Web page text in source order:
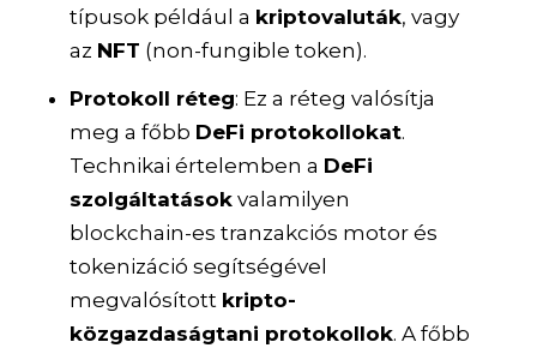
típusok például a kriptovaluták, vagy
az NFT (non-fungible token).
Protokoll réteg: Ez a réteg valósítja
meg a főbb DeFi protokollokat.
Technikai értelemben a DeFi
szolgáltatásokvalamilyen
blockchain-es tranzakciós motor és
tokenizáció segítségével
megvalósított kripto-
közgazdaságtani protokollok. A főbb